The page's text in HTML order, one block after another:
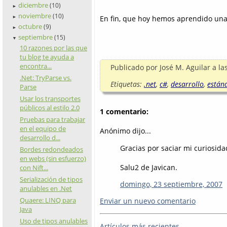
► diciembre (10)
► noviembre (10)
► octubre (9)
▼ septiembre (15)
10 razones por las que
tu blog te ayuda a
encontra...
.Net: TryParse vs.
Parse
Usar los transportes
públicos al estilo 2.0
Pruebas para trabajar
en el equipo de
desarrollo d...
Bordes redondeados
en webs (sin esfuerzo)
con Nift...
Serialización de tipos
anulables en .Net
Quaere: LINQ para
Java
Uso de tipos anulables
En fin, que hoy hemos aprendido
Publicado por José M. Aguilar a
Etiquetas: .net, c#, desarrollo,
1 comentario:
Anónimo dijo...
Gracias por saciar mi
Salu2 de Javican.
domingo, 23 septiembre, 2007
Enviar un nuevo comentario